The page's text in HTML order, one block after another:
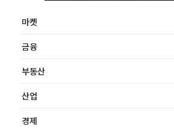
마켓
금융
부동산
산업
경제